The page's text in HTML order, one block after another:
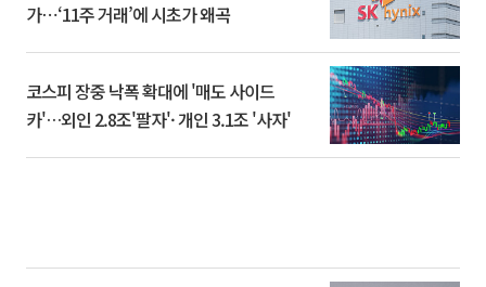
가⋯‘11주 거래’에 시초가 왜곡
코스피 장중 낙폭 확대에 '매도 사이드
카'…외인 2.8조'팔자'· 개인 3.1조 '사자'